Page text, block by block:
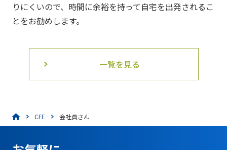
りにくいので、時間に余裕を持って自宅を出発されるこ
とをお勧めします。
一覧を見る
CFE 会社員さん